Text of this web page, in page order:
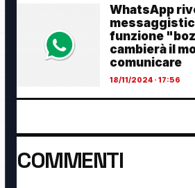
WhatsApp
funzione
cambierà il
comunicare
18/11/2024 · 17:56
COMMENTI